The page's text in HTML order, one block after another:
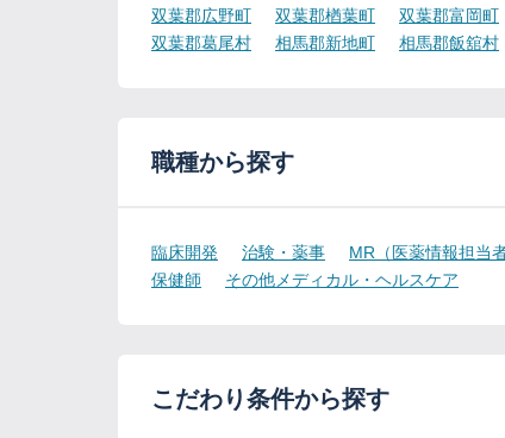
双葉郡広野町
双葉郡楢葉町 双葉郡富岡町
双葉郡葛尾村
相馬郡新地町 相馬郡飯舘村
職種から探す
臨床開発 治験・薬事 MR（医薬情報担当者
保健師
その他メディカル・ヘルスケア
こだわり条件から探す